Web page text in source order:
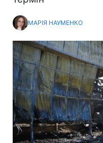
МАРІЯ НАУМЕНКО